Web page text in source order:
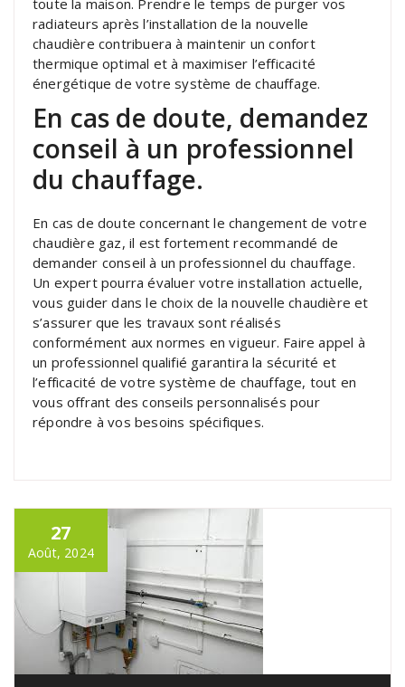
toute la maison. Prendre le temps de purger vos
radiateurs après l’installation de la nouvelle
chaudière contribuera à maintenir un confort
thermique optimal et à maximiser l’efficacité
énergétique de votre système de chauffage.
En cas de doute, demandez
conseil à un professionnel
du chauffage.
En cas de doute concernant le changement de votre
chaudière gaz, il est fortement recommandé de
demander conseil à un professionnel du chauffage.
Un expert pourra évaluer votre installation actuelle,
vous guider dans le choix de la nouvelle chaudière et
s’assurer que les travaux sont réalisés
conformément aux normes en vigueur. Faire appel à
un professionnel qualifié garantira la sécurité et
l’efficacité de votre système de chauffage, tout en
vous offrant des conseils personnalisés pour
répondre à vos besoins spécifiques.
27
Août, 2024